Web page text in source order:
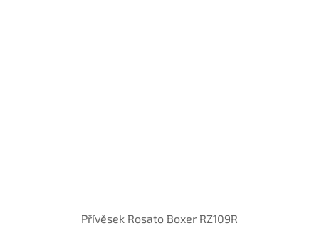
Přívěsek Rosato Boxer RZ109R